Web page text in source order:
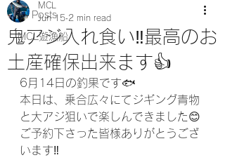
All Posts
MCL遊漁船
鬼アジ入れ食い‼️最高のお
土産確保出来ます👍
MCL
Jun 15 2 min read
6月14日の釣果です🐟
本日は、乗合広々にてジギング青物
と大アジ狙いで楽しんできました😊
ご予約下さった皆様ありがとうござ
います‼️